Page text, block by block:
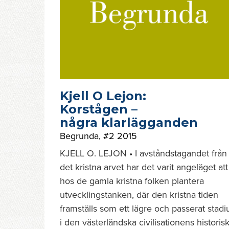
Kjell O Lejon:
Korstågen –
några klarlägganden
Begrunda, #2 2015
KJELL O. LEJON • I avståndstagandet från
det kristna arvet har det varit angeläget att
hos de gamla kristna folken plantera
utvecklingstanken, där den kristna tiden
framställs som ett lägre och passerat
i den västerländska civilisationens